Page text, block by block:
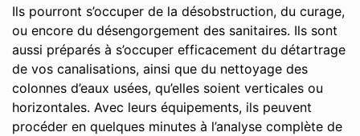
Ils pourront s’occuper de la désobstruction, du curage,
ou encore du désengorgement des sanitaires. Ils sont
aussi préparés à s’occuper efficacement du détartrage
de vos canalisations, ainsi que du nettoyage des
colonnes d’eaux usées, qu’elles soient verticales ou
horizontales. Avec leurs équipements, ils peuvent
procéder en quelques minutes à l’analyse complète de